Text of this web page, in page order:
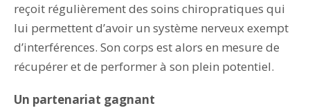
reçoit régulièrement des soins chiropratiques qui
lui permettent d’avoir un système nerveux exempt
d’interférences. Son corps est alors en mesure de
récupérer et de performer à son plein potentiel.
Un partenariat gagnant